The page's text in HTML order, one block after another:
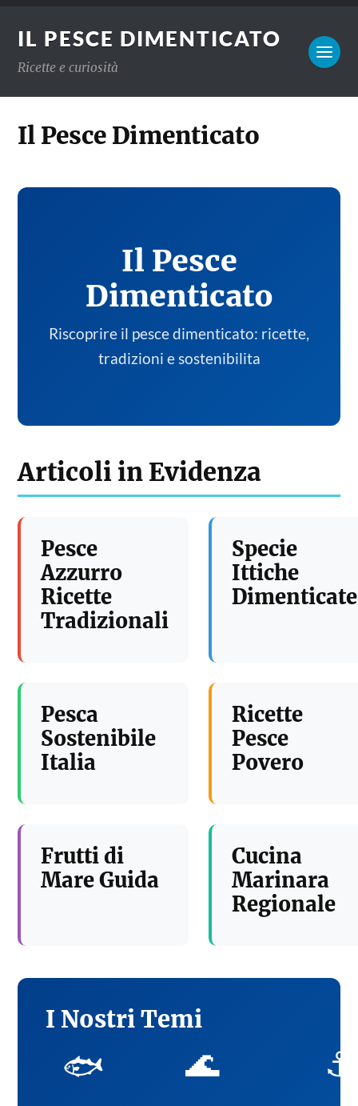
IL PESCE DIMENTICATO
Ricette e curiosità
Il Pesce Dimenticato
Il Pesce
Dimenticato
Riscoprire il pesce dimenticato: ricette,
tradizioni e sostenibilita
Articoli in Evidenza
Pesce
Azzurro
Ricette
Tradizionali
Specie
Ittiche
Dimenticate
Pesca
Sostenibile
Italia
Ricette
Pesce
Povero
Frutti di
Mare Guida
Cucina
Marinara
Regionale
I Nostri Temi
🐟 🌊 ⚓